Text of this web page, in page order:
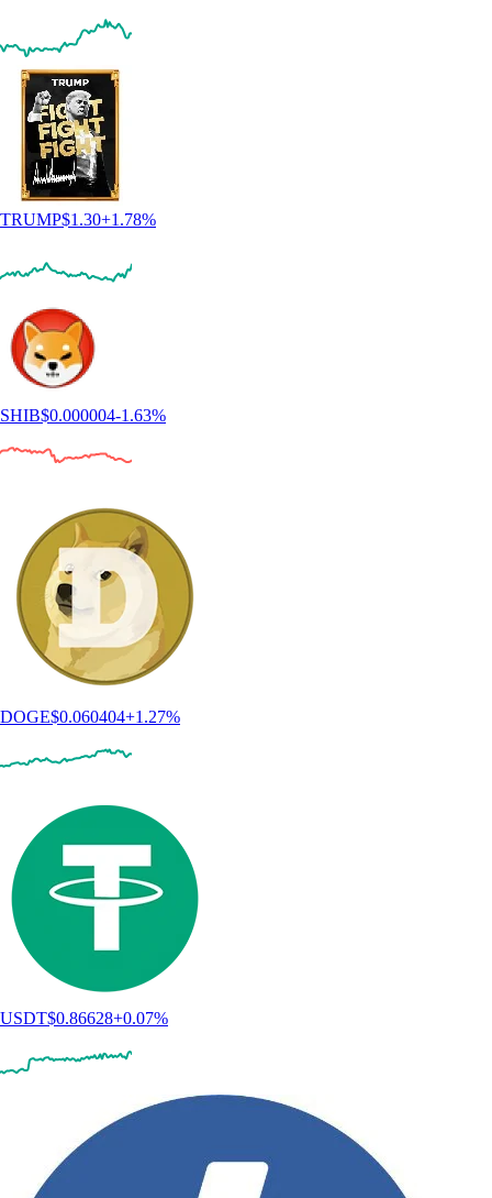
TRUMP$1.30+1.78%
SHIB$0.000004-1.63%
DOGE$0.060404+1.27%
USDT$0.86628+0.07%